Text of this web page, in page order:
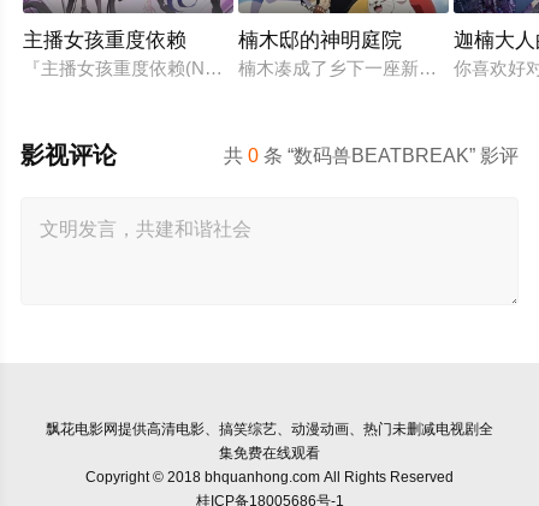
主播女孩重度依赖
『主播女孩重度依赖(NEEDY GIRL OVERDOSE)』是一款描绘
楠木邸的神明庭院
楠木凑成了乡下一座新建宅院的管理
迦楠大
你喜欢好
共0 条 “数码兽BEATBREAK” 影评
影视评论
飘花电影网提供高清电影、搞笑综艺、动漫动画、热门未删减电视剧全
集免费在线观看
Copyright © 2018 bhquanhong.com All Rights Reserved
桂ICP备18005686号-1